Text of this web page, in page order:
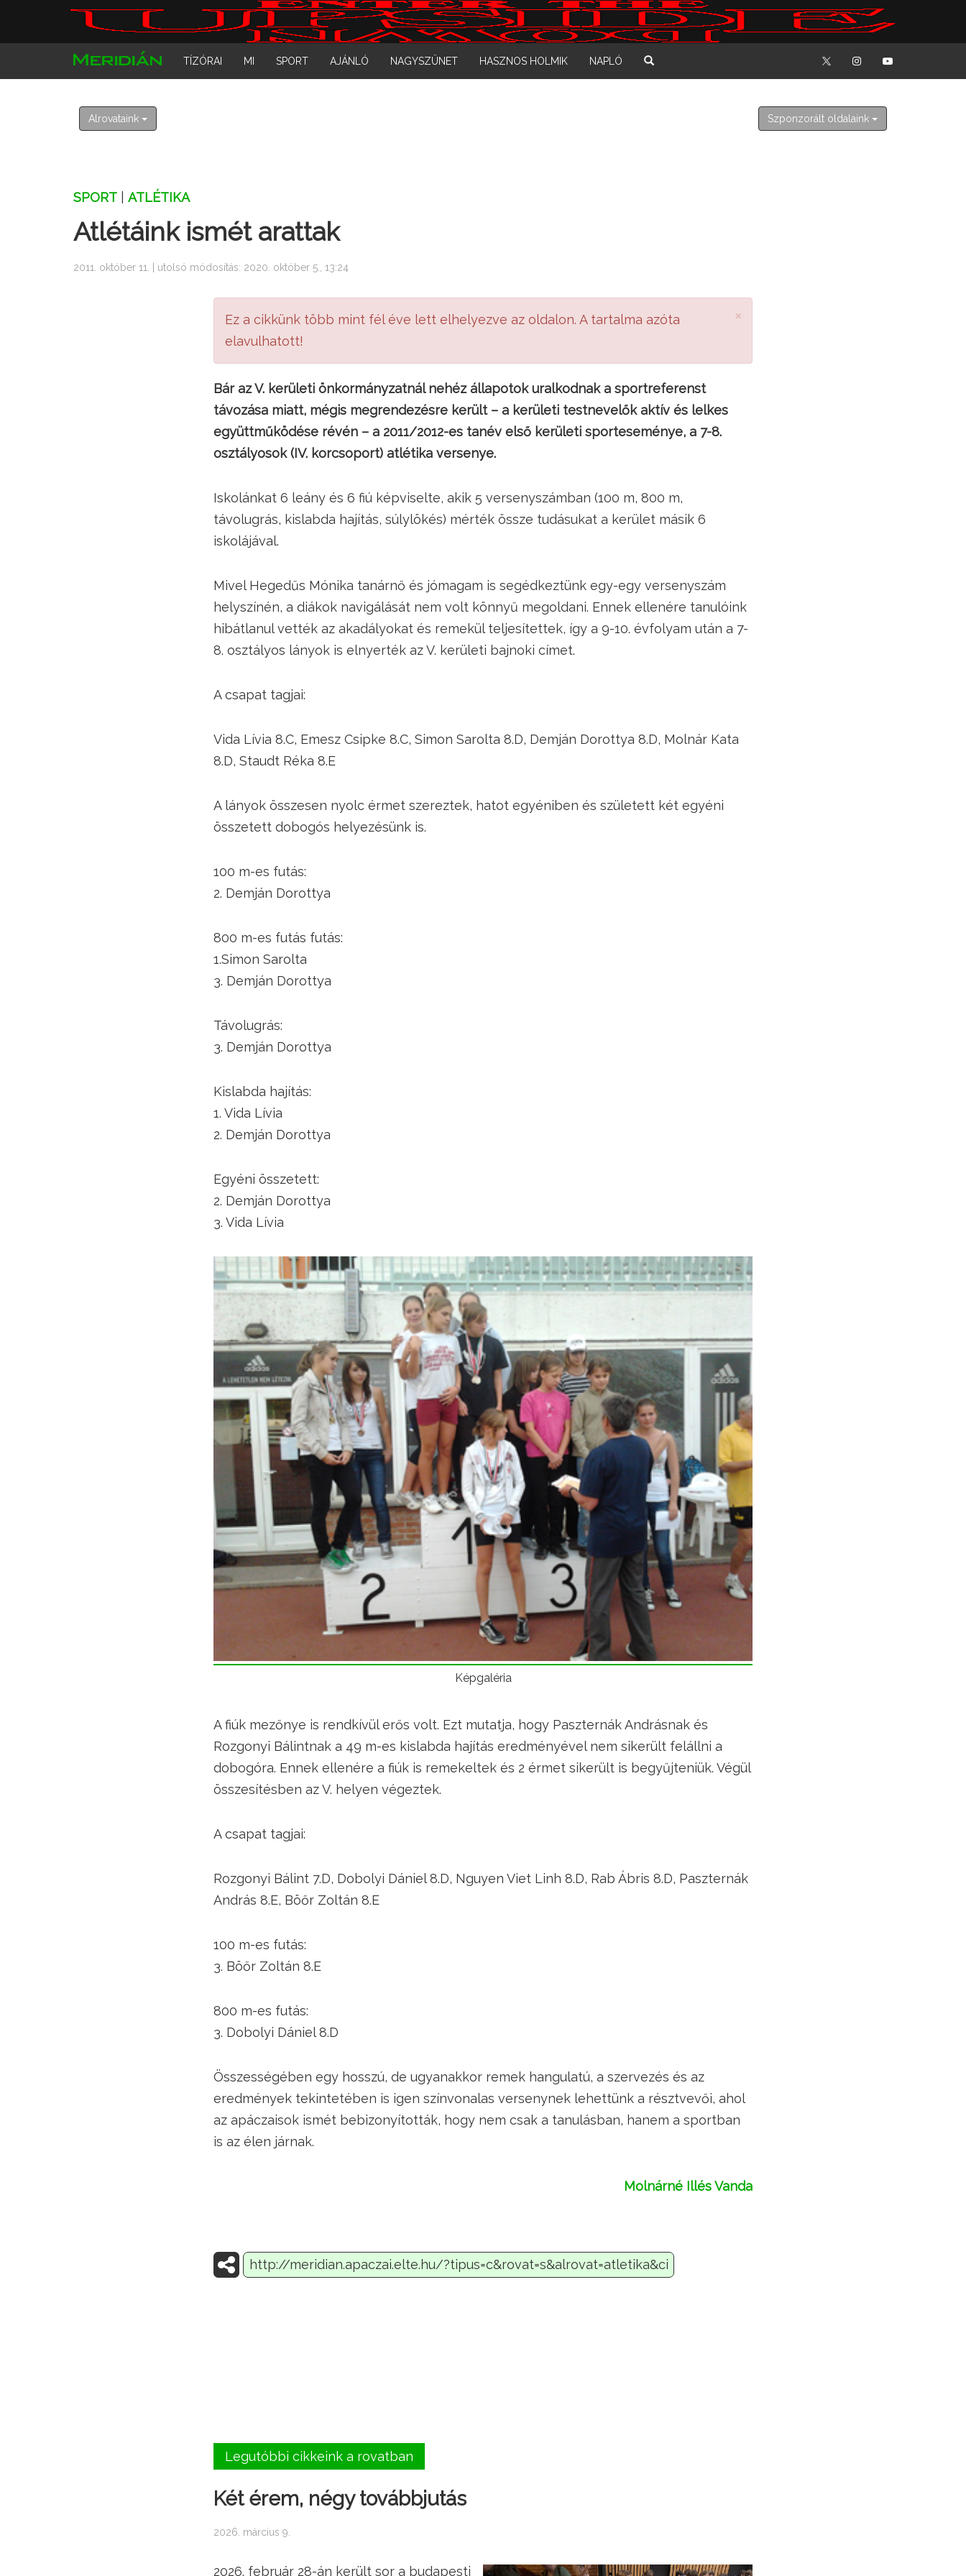
2026. augusztus 7. péntek
Ibolya
TÍZÓRAI MI SPORT AJÁNLÓ NAGYSZÜNET HASZNOS HOLMIK NAPLÓ
Alrovataink Szponzorált oldalaink
SPORT ATLÉTIKA
Atlétáink ismét arattak
2011. október 11. | utolsó módosítás: 2020. október 5., 13:24
×
Ez a cikkünk több mint fél éve lett elhelyezve az oldalon. A tartalma azóta
elavulhatott!
Bár az V. kerületi önkormányzatnál nehéz állapotok uralkodnak a sportreferenst
távozása miatt, mégis megrendezésre került – a kerületi testnevelők aktív és lelkes
együttműködése révén – a 2011/2012-es tanév első kerületi sporteseménye, a 7-8.
osztályosok (IV. korcsoport) atlétika versenye.
Iskolánkat 6 leány és 6 fiú képviselte, akik 5 versenyszámban (100 m, 800 m,
távolugrás, kislabda hajítás, súlylökés) mérték össze tudásukat a kerület másik 6
iskolájával.
Mivel Hegedűs Mónika tanárnő és jómagam is segédkeztünk egy-egy versenyszám
helyszínén, a diákok navigálását nem volt könnyű megoldani. Ennek ellenére tanulóink
hibátlanul vették az akadályokat és remekül teljesítettek, így a 9-10. évfolyam után a 7-
8. osztályos lányok is elnyerték az V. kerületi bajnoki címet.
A csapat tagjai:
Vida Lívia 8.C, Emesz Csipke 8.C, Simon Sarolta 8.D, Demján Dorottya 8.D, Molnár Kata
8.D, Staudt Réka 8.E
A lányok összesen nyolc érmet szereztek, hatot egyéniben és született két egyéni
összetett dobogós helyezésünk is.
100 m-es futás:
2. Demján Dorottya
800 m-es futás futás:
1.Simon Sarolta
3. Demján Dorottya
Távolugrás:
3. Demján Dorottya
Kislabda hajítás:
1. Vida Lívia
2. Demján Dorottya
Egyéni összetett:
2. Demján Dorottya
3. Vida Lívia
Képgaléria
A fiúk mezőnye is rendkívül erős volt. Ezt mutatja, hogy Paszternák Andrásnak és
Rozgonyi Bálintnak a 49 m-es kislabda hajítás eredményével nem sikerült felállni a
dobogóra. Ennek ellenére a fiúk is remekeltek és 2 érmet sikerült is begyűjteniük. Végül
összesítésben az V. helyen végeztek.
A csapat tagjai:
Rozgonyi Bálint 7.D, Dobolyi Dániel 8.D, Nguyen Viet Linh 8.D, Rab Ábris 8.D, Paszternák
András 8.E, Böőr Zoltán 8.E
100 m-es futás:
3. Böőr Zoltán 8.E
800 m-es futás:
3. Dobolyi Dániel 8.D
Összességében egy hosszú, de ugyanakkor remek hangulatú, a szervezés és az
eredmények tekintetében is igen színvonalas versenynek lehettünk a résztvevői, ahol
az apáczaisok ismét bebizonyították, hogy nem csak a tanulásban, hanem a sportban
is az élen járnak.
Molnárné Illés Vanda
Legutóbbi cikkeink a rovatban
Két érem, négy továbbjutás
2026. március 9.
2026. február 28-án került sor a budapesti